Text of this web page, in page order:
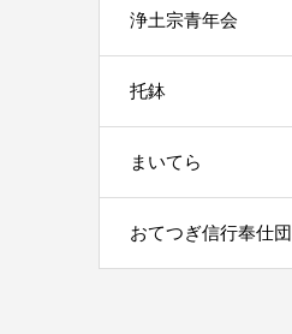
浄土宗青年会
托鉢
まいてら
おてつぎ信行奉仕団